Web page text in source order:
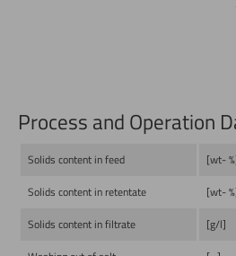
Process and Operation
Solids content in feed [wt-
Solids content in retentate
[wt-
Solids content in filtrate
[g/l]